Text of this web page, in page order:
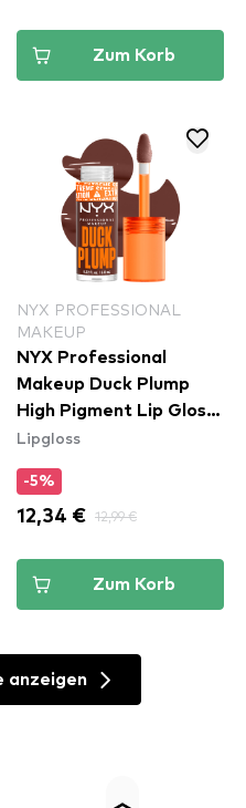
Zum Korb
NYX PROFESSIONAL
MAKEUP
NYX Professional
Makeup Duck Plump
High Pigment Lip Gloss
- Twice The Spice
Lipgloss
-5%
12,34 € 12,99 €
Zum Korb
anzeigen